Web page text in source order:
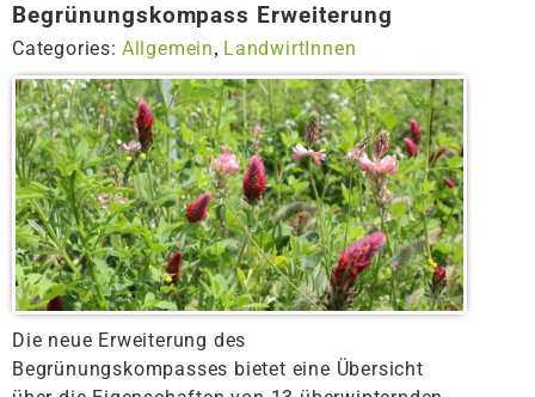
Begrünungskompass Erweiterung
Categories: Allgemein, LandwirtInnen
Die neue Erweiterung des
Begrünungskompasses bietet eine Übersicht